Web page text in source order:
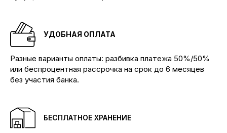
УДОБНАЯ ОПЛАТА
Разные варианты оплаты: разбивка платежа 50%/50%
или беспроцентная рассрочка на срок до 6 месяцев
без участия банка.
БЕСПЛАТНОЕ ХРАНЕНИЕ
КОНТАКТЫ